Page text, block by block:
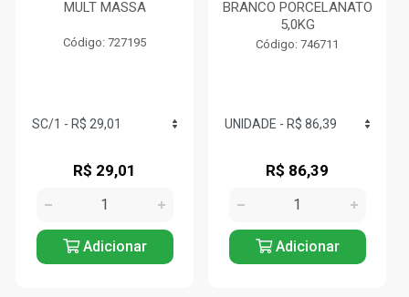
MULT MASSA
Código: 727195
R$ 29,01
Adicionar
BRANCO PORCELANATO
5,0KG
Código: 746711
R$ 86,39
Adicionar